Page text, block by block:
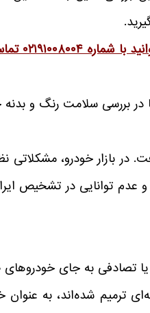
با شماره۰۲۱۹۱۰۰۸۰۰۴
در بررسی سلامت رنگ و
بازار خودرو، مشکلاتی
توانایی در تشخیص
تصادفی به جای
ترمیم شده‌اند، به